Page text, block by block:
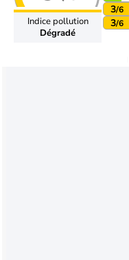
Indice pollution
Dégradé
3/6
3/6